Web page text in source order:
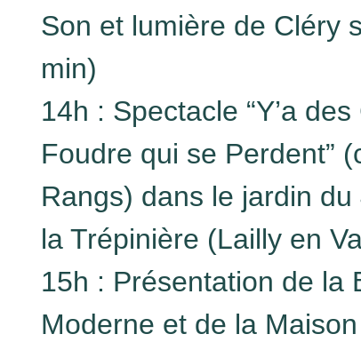
Son et lumière de Cléry
min)
14h : Spectacle “Y’a
Foudre qui se Perdent”
Rangs) dans le jardin
la Trépinière (Lailly en
15h : Présentation de la
Moderne et de la